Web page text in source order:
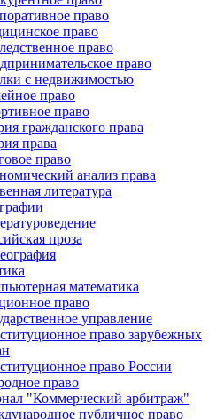
право
право
право
право
с недвижимостью
право
право
гражданского права
права
право
анализ права
литература
проза
математика
право
управление
право зарубежных
право России
право
"Коммерческий арбитраж"
публичное право